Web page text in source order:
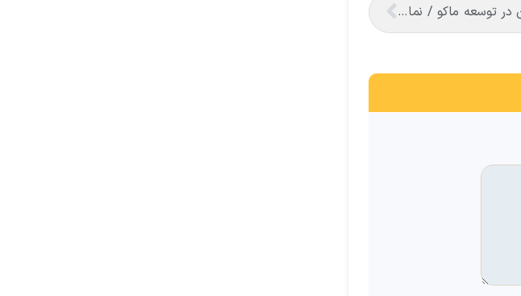
تأکید مدیرعامل بر نقش محوری زنان در توسعه ماکو / نمایشگاه زنان کارآفرین و توانمند ماکو گشایش یافت